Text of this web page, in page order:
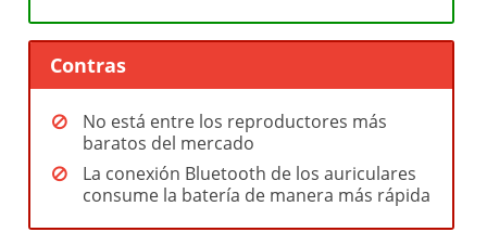
Contras
No está entre los reproductores más
baratos del mercado
La conexión Bluetooth de los auriculares
consume la batería de manera más rápida